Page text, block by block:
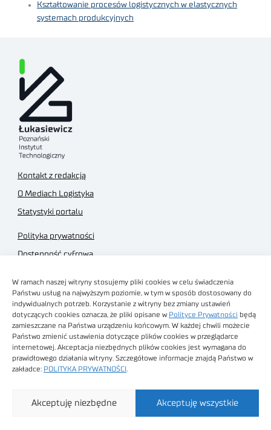
W ramach naszej witryny stosujemy pliki cookies w celu świadczenia
Państwu usług na najwyższym poziomie, w tym w sposób dostosowany do
indywidualnych potrzeb. Korzystanie z witryny bez zmiany ustawień
dotyczących cookies oznacza, że pliki opisane w Polityce Prywatności będą
zamieszczane na Państwa urządzeniu końcowym. W każdej chwili możecie
Państwo zmienić ustawienia dotyczące plików cookies w przeglądarce
internetowej. Akceptacja niezbędnych plików cookies jest wymagana do
prawidłowego działania witryny. Szczegółowe informacje znajdą Państwo w
zakładce: POLITYKA PRYWATNOŚCI
Akceptuję wszystkie
Akceptuję niezbędne
Kształtowanie procesów logistycznych w elastycznych
systemach produkcyjnych
Kontakt z redakcją
O Mediach Logistyka
Statystyki portalu
Polityka prywatności
Dostępność cyfrowa
Regulamin sklepu
Obrazy stockowe
autorstwa
Technologiczny